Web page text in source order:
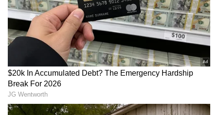
ಸಿನಿಮಾಸ್ ಬ್ಯಾನರ್ ಅಡಿಯಲ್ಲಿ ಆ್ಯಂಟನಿ ಪೆರುಂಬಾವೂರ್
ಈ ಚಿತ್ರವನ್ನು ನಿರ್ಮಿಸುತ್ತಿದ್ದಾರೆ. ಅಕ್ಟೋಬರ್ 30 ರಂದು
ಕೊಚ್ಚಿಯಲ್ಲಿ ಚಿತ್ರದ ಅಧಿಕೃತ ಮುಹೂರ್ತ ಸಮಾರಂಭ